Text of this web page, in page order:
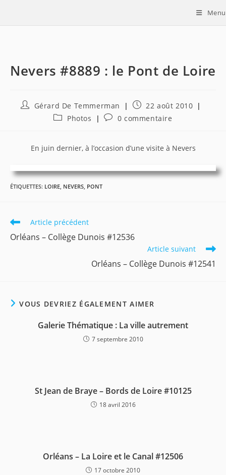
Menu
Nevers #8889 : le Pont de Loire
Auteur/autrice
Gérard De Temmerman
Publication
publiée :
22 août 2010
PostPhotos
Commentaires
publication :
0 commentaire
En juin dernier, à l’occasion d’une visite à Nevers
ÉTIQUETTES: LOIRE, NEVERS, PONT
Read
more
articles
Article précédent
Orléans – Collège Dunois #12536
Article suivant
Orléans – Collège Dunois #12541
VOUS DEVRIEZ ÉGALEMENT AIMER
Galerie Thématique : La ville autrement
7 septembre 2010
St Jean de Braye – Bords de Loire #10125
18 avril 2016
Orléans – La Loire et le Canal #12506
17 octobre 2010